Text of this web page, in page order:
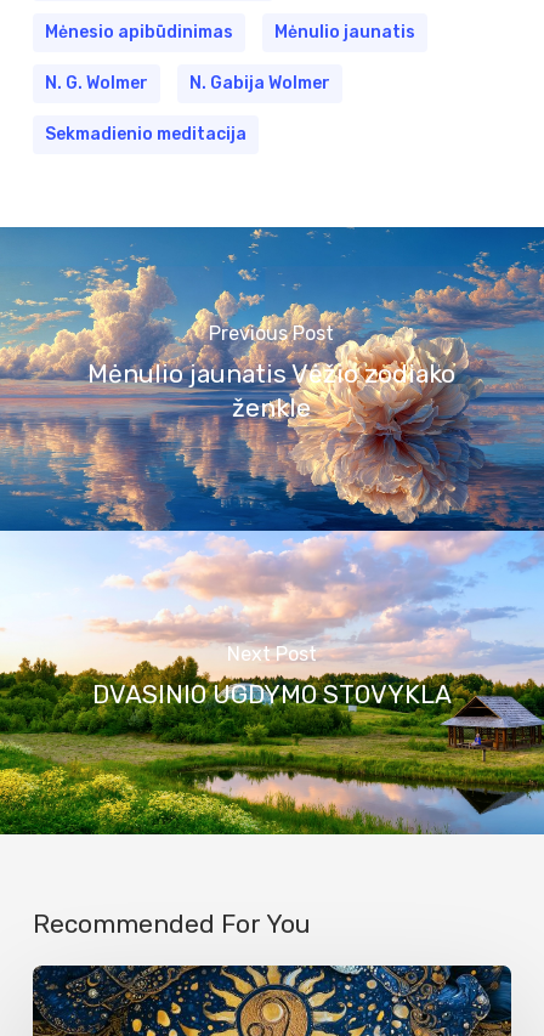
Mėnesio apibūdinimas Mėnulio jaunatis
N. G. Wolmer N. Gabija Wolmer
Sekmadienio meditacija
Previous Post
Mėnulio jaunatis Vėžio zodiako
ženkle
Next Post
DVASINIO UGDYMO STOVYKLA
Recommended For You
RUGPJŪČIO
ASTROLOGINĖ